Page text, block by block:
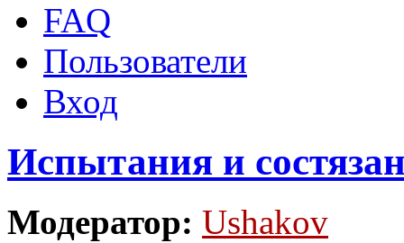
FAQ
Пользователи
Вход
Испытания и
Модератор: Ushakov